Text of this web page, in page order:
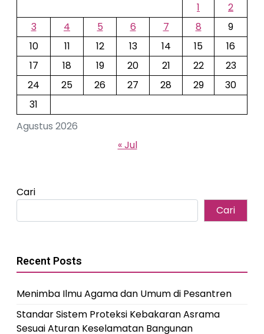
Agustus 2026
1
2
3
4 5 6 7 8
9
10
11 12 13 14 15
16
17
18 19 20 21 22
23
24
25 26 27 28 29
30
31
« Jul
Cari
Cari
Recent Posts
Menimba Ilmu Agama dan Umum di Pesantren
Standar Sistem Proteksi Kebakaran Asrama
Sesuai Aturan Keselamatan Bangunan